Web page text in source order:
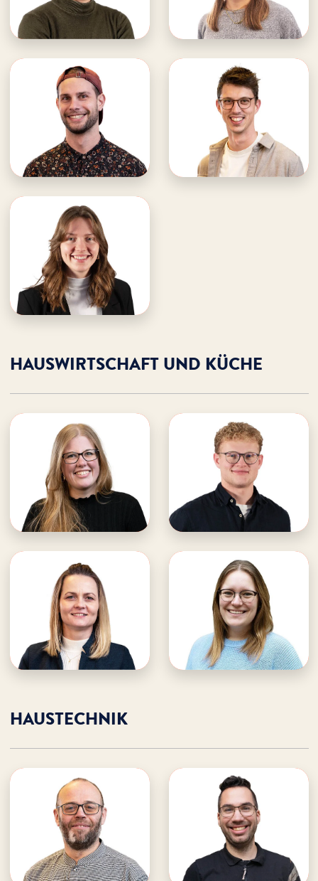
E-Mail an Markus
Markus unterstützen
E-Mail an Anita
Anita unterstützen
Philipp Baur
WDL Starnberger See
· Jugendfreizeiten
· Konfifreizeiten &
Klassenfahrten
E-Mail an Philipp
Philipp unterstützen
David Jodat
WDL Starnberger See
· Teamleitung
Jugendfreizeiten
E-Mail an David
David unterstützen
Klara Dills
WDL Starnberger See
· Jugendfreizeiten
· FSJ-Jahresteamlei­tung & -
Trägerschaft
E-Mail an Klara
Klara unterstützen
HAUSWIRTSCHAFT UND KÜCHE
Judith Lindermann
WDL Starnberger See
· Teamleitung
Hauswirtschaft & Küche /
Service
E-Mail an Judith
Judith unterstützen
Jeremie Hahn
WDL Starnberger See
· Küche / Service
E-Mail an Jeremie
Jeremie unterstützen
Beáta Sojova
WDL Starnberger See
· Hauswirtschaft
E-Mail an Beáta
Beáta unterstützen
Mareike Stängle
WDL Starnberger See
· Hauswirtschaft
· Küche / Service
E-Mail an Mareike
Mareike unterstützen
HAUSTECHNIK
Willi Göbel
WDL Starnberger See
· Haustechnik
E-Mail an Willi
Willi unterstützen
WDL Starnberger See
· Haustechnik
E-Mail an Elias
Elias unterstützen